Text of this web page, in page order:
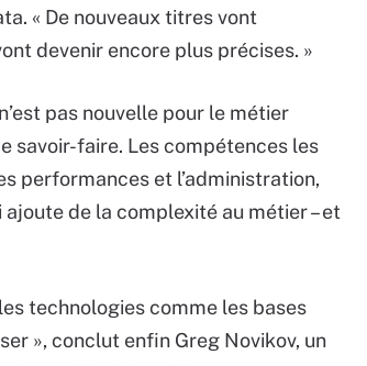
« De nouveaux titres vont
devenir encore plus précises. »
pas nouvelle pour le métier
savoir-faire. Les compétences les
performances et l’administration,
de la complexité au métier – et
technologies comme les bases
», conclut enfin Greg Novikov, un